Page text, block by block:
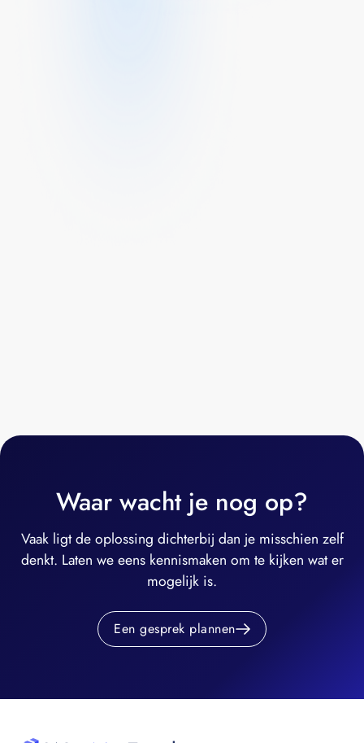
Waar wacht je nog op?
Vaak ligt de oplossing dichterbij dan je misschien zelf
denkt. Laten we eens kennismaken om te kijken wat er
mogelijk is.
Een gesprek plannen